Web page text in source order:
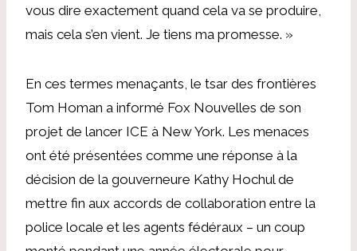
vous dire exactement quand cela va se produire,
mais cela s’en vient. Je tiens ma promesse. »
En ces termes menaçants, le tsar des frontières
Tom Homan a informé Fox Nouvelles de son
projet de lancer ICE à New York. Les menaces
ont été présentées comme une réponse à la
décision de la gouverneure Kathy Hochul de
mettre fin aux accords de collaboration entre la
police locale et les agents fédéraux – un coup